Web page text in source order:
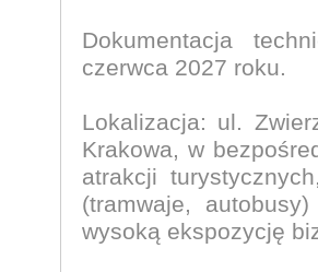
Dokumentacja
czerwca 2027 roku.
Lokalizacja: ul.
Krakowa, w
atrakcji
(tramwaje,
wysoką ekspozycję